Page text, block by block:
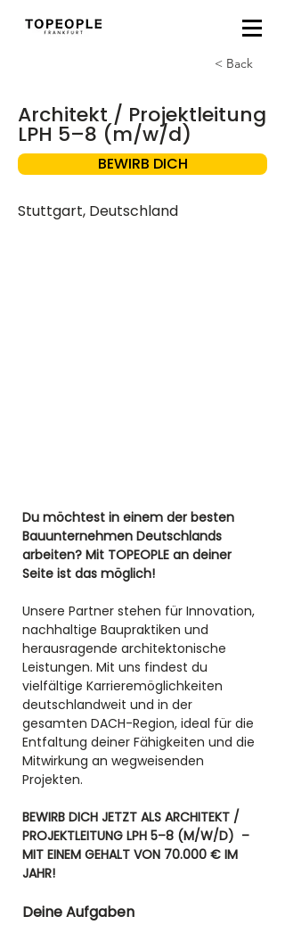
Architekt / Projektleitung
LPH 5–8 (m/w/d)
BEWIRB DICH
Stuttgart, Deutschland
< Back
Du möchtest in einem der besten
Bauunternehmen Deutschlands
arbeiten? Mit TOPEOPLE an deiner
Seite ist das möglich!
Unsere Partner stehen für Innovation,
nachhaltige Baupraktiken und
herausragende architektonische
Leistungen. Mit uns findest du
vielfältige Karrieremöglichkeiten
deutschlandweit und in der
gesamten DACH-Region, ideal für die
Entfaltung deiner Fähigkeiten und die
Mitwirkung an wegweisenden
Projekten.
BEWIRB DICH JETZT ALS ARCHITEKT /
PROJEKTLEITUNG LPH 5–8 (M/W/D)  –
MIT EINEM GEHALT VON 70.000 € IM
JAHR!
Deine Aufgaben